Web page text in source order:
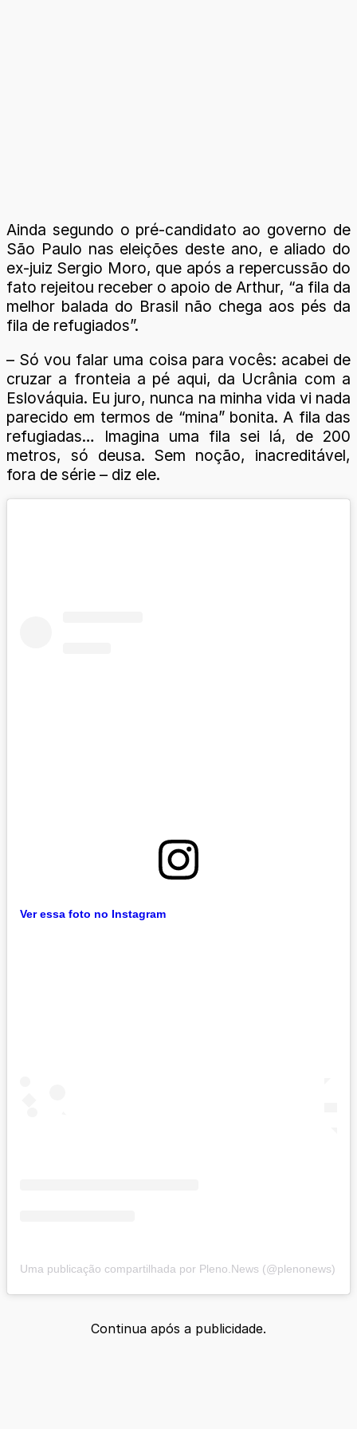
Ainda segundo o pré-candidato ao governo de
São Paulo nas eleições deste ano, e aliado do
ex-juiz Sergio Moro, que após a repercussão do
fato rejeitou receber o apoio de Arthur, “a fila da
melhor balada do Brasil não chega aos pés da
fila de refugiados”.
– Só vou falar uma coisa para vocês: acabei de
cruzar a fronteia a pé aqui, da Ucrânia com a
Eslováquia. Eu juro, nunca na minha vida vi nada
parecido em termos de “mina” bonita. A fila das
refugiadas… Imagina uma fila sei lá, de 200
metros, só deusa. Sem noção, inacreditável,
fora de série – diz ele.
Ver essa foto no Instagram
Uma publicação compartilhada por Pleno.News (@plenonews)
Continua após a publicidade.